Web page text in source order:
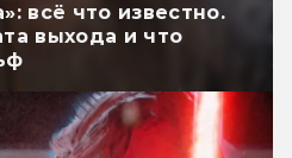
всё что известно.
выхода и что